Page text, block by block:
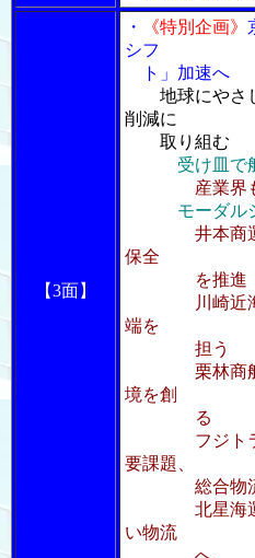
【3面】
・ 《特別企画》
シフ
ト」加速へ
地球にやさ
削減に
取り組む
受け皿で
産業界
モーダル
井本商
保全
を推進
川崎近海汽
端を
担う
栗林商船 新
境を創
る
フジトラン
要課題、
総合物流
北星海運 大
い物流